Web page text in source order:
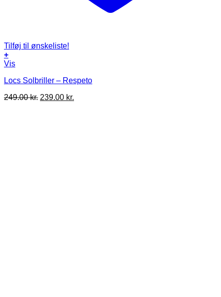
Tilføj til ønskeliste!
+
Vis
Locs Solbriller – Respeto
249.00kr. Den
239.00 kr.